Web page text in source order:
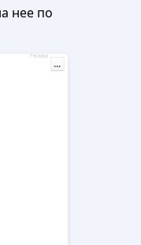
нее по
Реклама
...